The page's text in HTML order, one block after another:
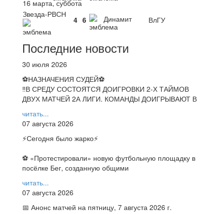
16 марта, суббота
Звезда-РВСН
4 6 Динамит ВлГУ
Последние новости
30 июля 2026
⚽НАЗНАЧЕНИЯ СУДЕЙ⚽
‼В СРЕДУ СОСТОЯТСЯ ДОИГРОВКИ 2-Х ТАЙМОВ
ДВУХ МАТЧЕЙ 2А ЛИГИ. КОМАНДЫ ДОИГРЫВАЮТ В
читать...
07 августа 2026
⚡️Сегодня было жарко⚡️
⚽ ️«Протестировали» новую футбольную площадку в
посёлке Бег, созданную общими
читать...
07 августа 2026
📅 Анонс матчей на пятницу, 7 августа 2026 г.